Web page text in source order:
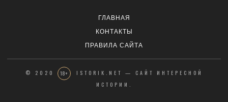
ГЛАВНАЯ
КОНТАКТЫ
ПРАВИЛА САЙТА
© 2020 18+
ISTORIK.NET — САЙТ ИНТЕРЕСНОЙ
ИСТОРИИ.